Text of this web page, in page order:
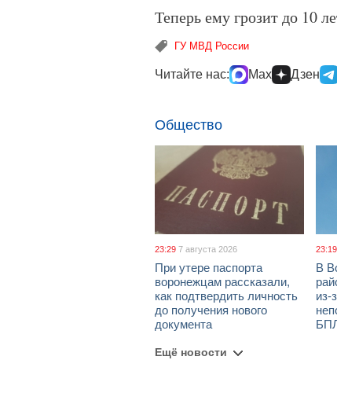
Теперь ему грозит до 10
ГУ МВД России
Читайте нас: Max Дзен
Общество
23:29 7 августа 2026
При утере паспорта
воронежцам рассказали,
как подтвердить личность
до получения нового
документа
23:19
В
из-
Ещё новости